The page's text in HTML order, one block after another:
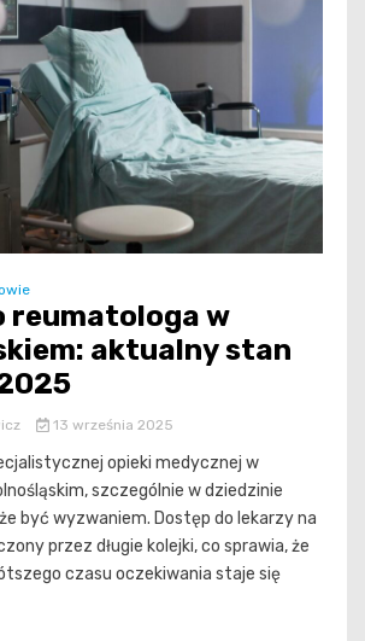
reumatologa w
aktualny stan
13 września 2025
opieki medycznej w
szczególnie w dziedzinie
być wyzwaniem. Dostęp do lekarzy na
przez długie kolejki, co sprawia, że
czasu oczekiwania staje się